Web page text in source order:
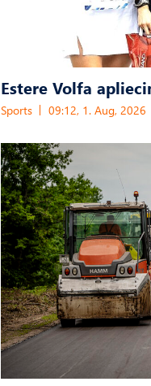
Estere Volfa
Sports 09:12, 1. Aug, 2026